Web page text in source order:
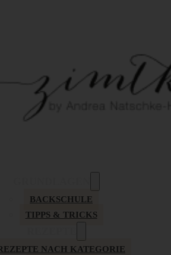
BACKSCHULE
TIPPS & TRICKS
NACH KATEGORIE